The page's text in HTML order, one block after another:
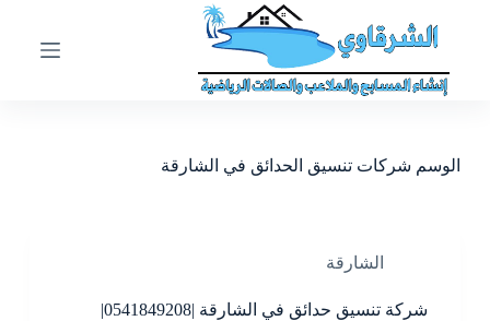
الوسم شركات تنسيق الحدائق في الشارقة
الشارقة
شركة تنسيق حدائق في الشارقة |0541849208|